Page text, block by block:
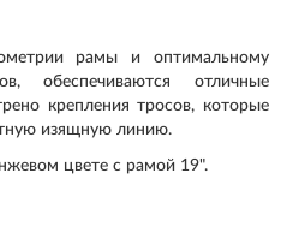
рамы и оптимальному
обеспечиваются отличные
крепления тросов, которые
изящную линию.
цвете с рамой 19".